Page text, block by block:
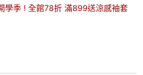
學季 ! 全館78折 滿899送涼感袖套